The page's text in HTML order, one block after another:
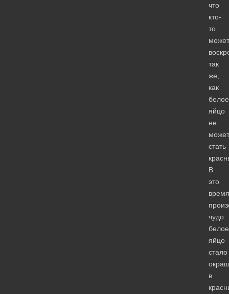
что
кто-
то
может
так
же,
как
белое
яйцо
не
может
стать
В
это
время
чудо:
белое
яйцо
стало
в